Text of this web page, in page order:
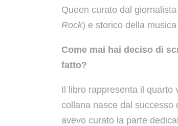
Queen curato dal
Rock) e storico della musica
Come mai hai deciso di
fatto?
Il libro rappresenta il quarto
collana nasce dal successo
avevo curato la parte